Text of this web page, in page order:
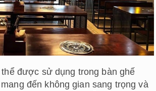
được sử dụng trong bàn ghế
đến không gian sang trọng và